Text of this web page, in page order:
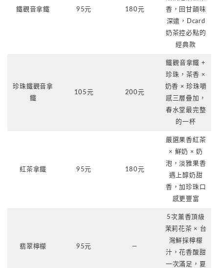
鐵觀音拿鐵 95元 180元
香，回甘韻味
深遠，Dcard
奶茶控必點的
經典款
珍珠鐵觀音拿
鐵
105元 200元
鐵觀音拿鐵 +
珍珠，茶香 ×
奶香 × 珍珠嚼
感三層疊加，
春水堂最完整
的一杯
紅茶拿鐵 95元 180元
嚴選果香紅茶
× 鮮奶 × 奶
泡，淡雅果香
遇上醇奶甜
香，加珍珠口
感更豐富
翡翠檸檬 95元 —
5次薰香頂級
茉莉花茶 × 台
灣鮮採檸檬
汁，花香酸甜
一次滿足，夏